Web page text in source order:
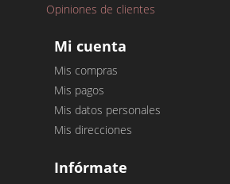
Opiniones de clientes
Mi cuenta
Mis compras
Mis pagos
Mis datos personales
Mis direcciones
Infórmate